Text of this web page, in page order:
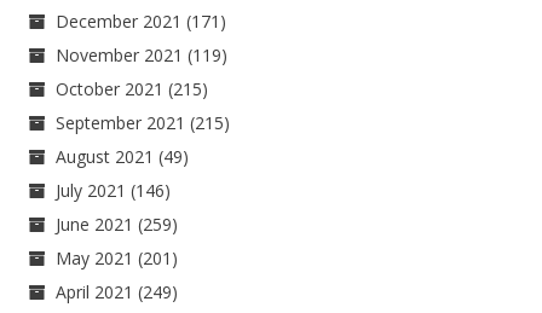
December 2021 (171)
November 2021 (119)
October 2021 (215)
September 2021 (215)
August 2021 (49)
July 2021 (146)
June 2021 (259)
May 2021 (201)
April 2021 (249)